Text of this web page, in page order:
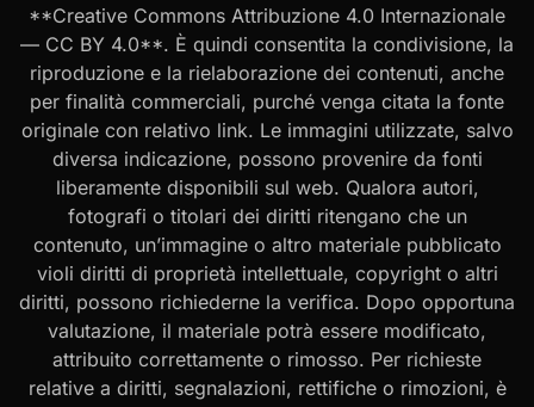
**Creative Commons Attribuzione 4.0 Internazionale
— CC BY 4.0**. È quindi consentita la condivisione, la
riproduzione e la rielaborazione dei contenuti, anche
per finalità commerciali, purché venga citata la fonte
originale con relativo link. Le immagini utilizzate, salvo
diversa indicazione, possono provenire da fonti
liberamente disponibili sul web. Qualora autori,
fotografi o titolari dei diritti ritengano che un
contenuto, un’immagine o altro materiale pubblicato
violi diritti di proprietà intellettuale, copyright o altri
diritti, possono richiederne la verifica. Dopo opportuna
valutazione, il materiale potrà essere modificato,
attribuito correttamente o rimosso. Per richieste
relative a diritti, segnalazioni, rettifiche o rimozioni, è